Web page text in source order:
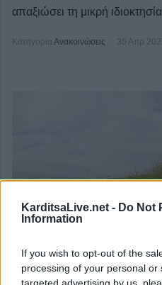
KarditsaLive.net - Do Not
Information
If you wish to opt-out of the
processing of your personal
απαξιώσει τη μικρή
Κατηγορία Ανακοινώσεις 30 Απρ